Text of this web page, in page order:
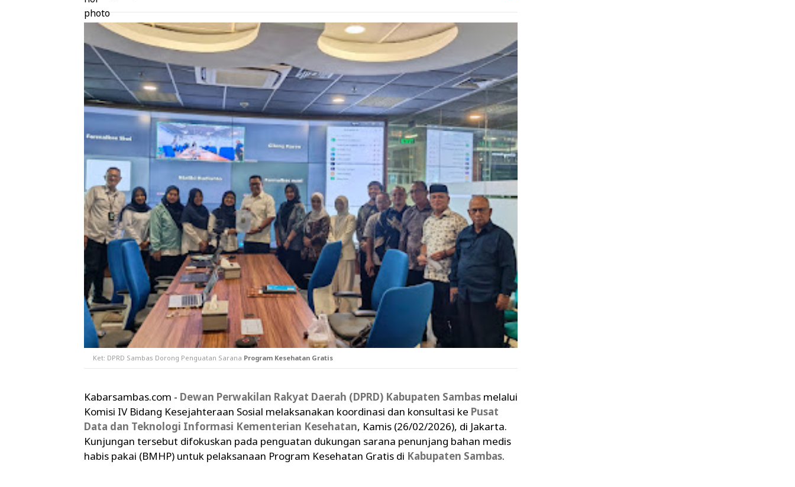
Ket: DPRD Sambas Dorong Penguatan Sarana Program Kesehatan Gratis
Kabarsambas.com - Dewan Perwakilan Rakyat Daerah (DPRD) Kabupaten Sambas melalui
Komisi IV Bidang Kesejahteraan Sosial melaksanakan koordinasi dan konsultasi ke Pusat
Data dan Teknologi Informasi Kementerian Kesehatan, Kamis (26/02/2026), di Jakarta.
Kunjungan tersebut difokuskan pada penguatan dukungan sarana penunjang bahan medis
habis pakai (BMHP) untuk pelaksanaan Program Kesehatan Gratis di Kabupaten Sambas.